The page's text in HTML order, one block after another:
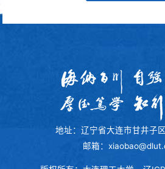
地址：辽宁省大连市甘井子
邮箱：